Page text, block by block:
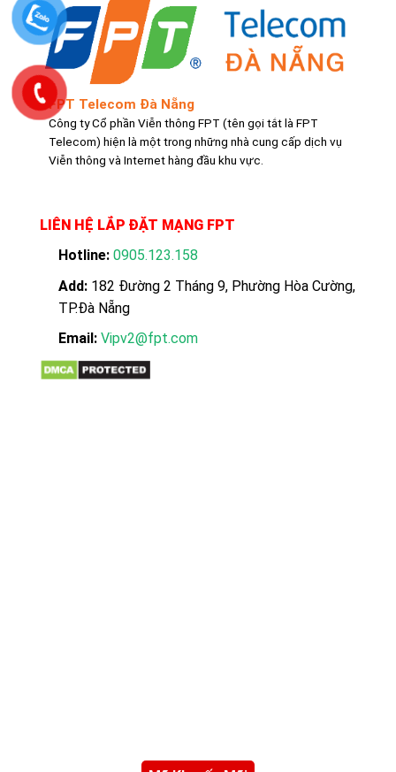
FPT Telecom Đà Nẵng
Công ty Cổ phần Viễn thông FPT (tên gọi tắt là FPT
Telecom) hiện là một trong những nhà cung cấp dịch vụ
Viễn thông và Internet hàng đầu khu vực.
LIÊN HỆ LẮP ĐẶT MẠNG FPT
Hotline: 0905.123.158
Add: 182 Đường 2 Tháng 9, Phường Hòa Cường,
TP.Đà Nẵng
Email: Vipv2@fpt.com